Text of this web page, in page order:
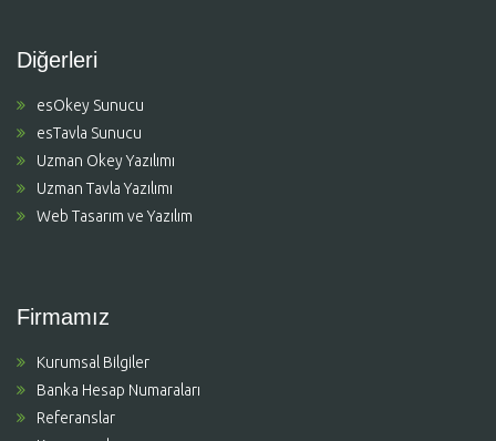
Diğerleri
esOkey Sunucu
esTavla Sunucu
Uzman Okey Yazılımı
Uzman Tavla Yazılımı
Web Tasarım ve Yazılım
Firmamız
Kurumsal Bilgiler
Banka Hesap Numaraları
Referanslar